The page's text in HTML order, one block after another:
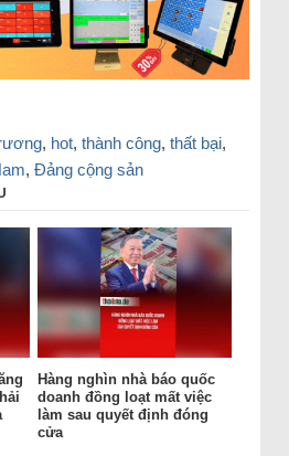
, hot, thành công, thất bại,
, Đảng cộng sản
Hàng nghìn nhà báo quốc
doanh đồng loạt mất việc
làm sau quyết định đóng
cửa